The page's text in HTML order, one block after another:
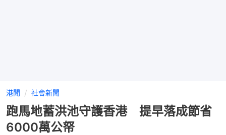
港聞 社會新聞
跑馬地蓄洪池守護香港 提早落成節省
6000萬公帑